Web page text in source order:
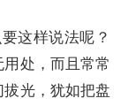
这样说法呢？
处，而且常常
光，犹如把盘